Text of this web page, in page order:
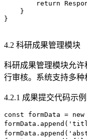
return
    }
}
4.2 科研成果管理模块
科研成果管理模块允
行审核。系统支持多种
4.2.1 成果提交代码示例
const formData = new